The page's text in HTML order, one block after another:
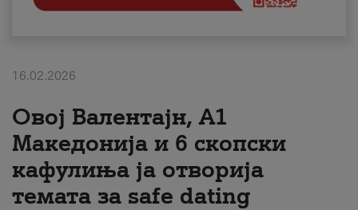
Плати сметка
#ПодобарОнлајн
16.02.2026
Овој Валентајн, A1
Македонија и 6 скопски
кафулиња ја отворија
темата за safe dating